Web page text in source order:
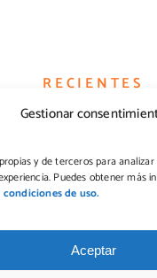
Gestionar
y de terceros para
Puedes obtener más
de uso.
Aceptar
RECIENTES
Quesos
Pizzas